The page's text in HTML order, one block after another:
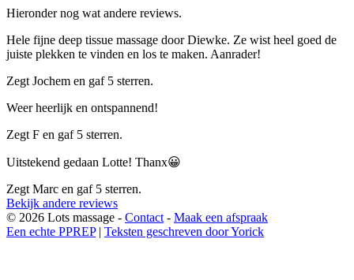
Hieronder nog wat andere reviews.
Hele fijne deep tissue massage door Diewke. Ze wist heel goed de
juiste plekken te vinden en los te maken. Aanrader!
Zegt Jochem en gaf 5 sterren.
Weer heerlijk en ontspannend!
Zegt F en gaf 5 sterren.
Uitstekend gedaan Lotte! Thanx😀
Zegt Marc en gaf 5 sterren.
Bekijk andere reviews
© 2026 Lots massage - Contact - Maak een afspraak
Een echte PPREP| Teksten geschreven door Yorick